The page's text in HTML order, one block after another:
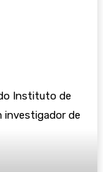
Instituto de
investigador de